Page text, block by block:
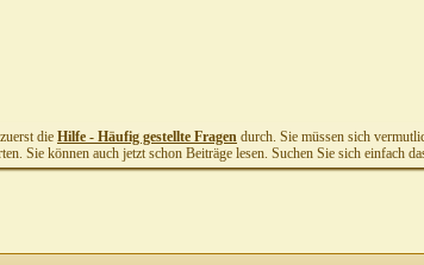
die Hilfe - Häufig gestellte Fragen durch. Sie müssen sich
Sie können auch jetzt schon Beiträge lesen. Suchen Sie sich einfach